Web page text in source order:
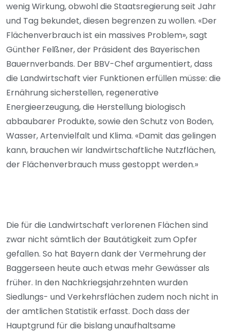
wenig Wirkung, obwohl die Staatsregierung seit Jahr
und Tag bekundet, diesen begrenzen zu wollen. «Der
Flächenverbrauch ist ein massives Problem», sagt
Günther Felßner, der Präsident des Bayerischen
Bauernverbands. Der BBV-Chef argumentiert, dass
die Landwirtschaft vier Funktionen erfüllen müsse: die
Ernährung sicherstellen, regenerative
Energieerzeugung, die Herstellung biologisch
abbaubarer Produkte, sowie den Schutz von Boden,
Wasser, Artenvielfalt und Klima. «Damit das gelingen
kann, brauchen wir landwirtschaftliche Nutzflächen,
der Flächenverbrauch muss gestoppt werden.»
Die für die Landwirtschaft verlorenen Flächen sind
zwar nicht sämtlich der Bautätigkeit zum Opfer
gefallen. So hat Bayern dank der Vermehrung der
Baggerseen heute auch etwas mehr Gewässer als
früher. In den Nachkriegsjahrzehnten wurden
Siedlungs- und Verkehrsflächen zudem noch nicht in
der amtlichen Statistik erfasst. Doch dass der
Hauptgrund für die bislang unaufhaltsame